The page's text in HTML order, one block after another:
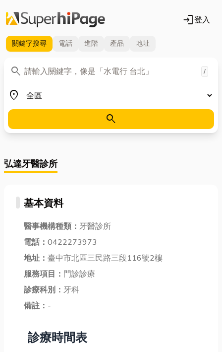
login登入
關鍵字搜尋 電話 進階 產品 地址
search
關鍵字 /
place
地區
search
弘達牙醫診所
基本資料
醫事機構種類： 牙醫診所
電話： 0422273973
地址： 臺中市北區三民路三段116號2樓
服務項目： 門診診療
診療科別： 牙科
備註： -
診療時間表